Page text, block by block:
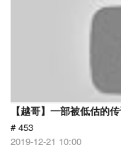
【越哥】一部被低估的
# 453
2019-12-21 10:00